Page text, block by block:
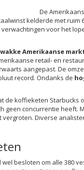
De
kelderde met
voor het
Amerikaanse
retail- en
aangepast. De
record. Ondanks de
de koffieketen Starbucks
geen concurrentie heeft.
Diverse
besloten om alle 380